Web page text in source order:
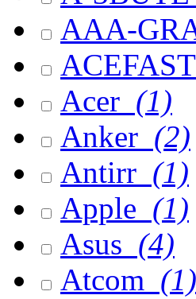
AAA-
ACEFAST
Acer (1)
Anker (2)
Antirr (1)
Apple (1)
Asus (4)
Atcom (1)